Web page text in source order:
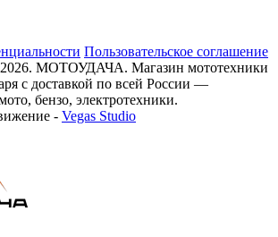
Пользовательское соглашение
МОТОУДАЧА. Магазин мототехники
с доставкой по всей России —
бензо, электротехники.
- Vegas Studio